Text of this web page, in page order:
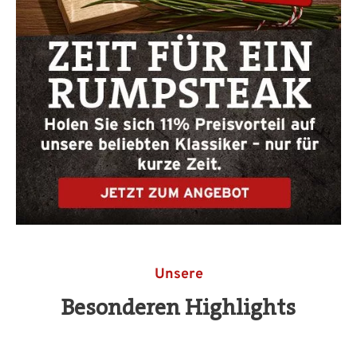
Unsere
Besonderen Highlights